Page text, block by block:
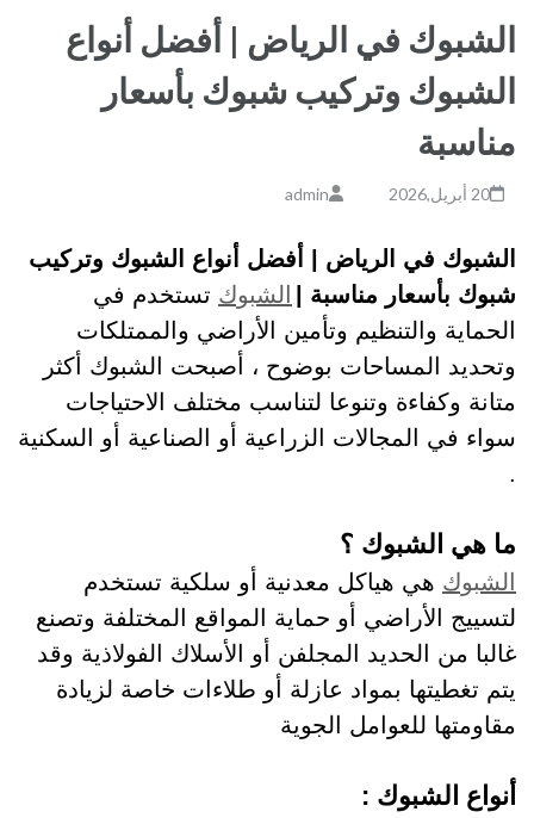
الشبوك في الرياض | أفضل أنواع
الشبوك وتركيب شبوك بأسعار
مناسبة
20 أبريل,2026 admin
الشبوك في الرياض | أفضل أنواع الشبوك وتركيب
شبوك بأسعار مناسبة | الشبوك تستخدم في
الحماية والتنظيم وتأمين الأراضي والممتلكات
وتحديد المساحات بوضوح ، أصبحت الشبوك أكثر
متانة وكفاءة وتنوعا لتناسب مختلف الاحتياجات
سواء في المجالات الزراعية أو الصناعية أو السكنية
.
ما هي الشبوك ؟
الشبوك هي هياكل معدنية أو سلكية تستخدم
لتسييج الأراضي أو حماية المواقع المختلفة وتصنع
غالبا من الحديد المجلفن أو الأسلاك الفولاذية وقد
يتم تغطيتها بمواد عازلة أو طلاءات خاصة لزيادة
مقاومتها للعوامل الجوية
أنواع الشبوك :